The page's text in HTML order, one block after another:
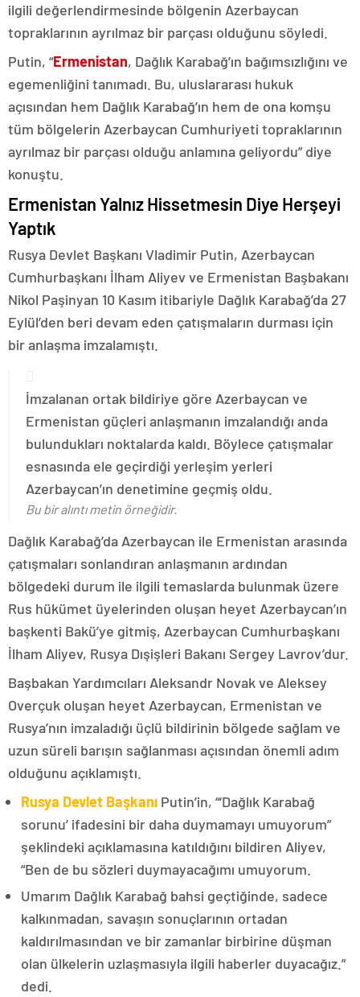
ilgili değerlendirmesinde bölgenin Azerbaycan
topraklarının ayrılmaz bir parçası olduğunu söyledi.
Putin, “Ermenistan, Dağlık Karabağ’ın bağımsızlığını ve
egemenliğini tanımadı. Bu, uluslararası hukuk
açısından hem Dağlık Karabağ’ın hem de ona komşu
tüm bölgelerin Azerbaycan Cumhuriyeti topraklarının
ayrılmaz bir parçası olduğu anlamına geliyordu” diye
konuştu.
Ermenistan Yalnız Hissetmesin Diye Herşeyi
Yaptık
Rusya Devlet Başkanı Vladimir Putin, Azerbaycan
Cumhurbaşkanı İlham Aliyev ve Ermenistan Başbakanı
Nikol Paşinyan 10 Kasım itibariyle Dağlık Karabağ’da 27
Eylül’den beri devam eden çatışmaların durması için
bir anlaşma imzalamıştı.
İmzalanan ortak bildiriye göre Azerbaycan ve
Ermenistan güçleri anlaşmanın imzalandığı anda
bulundukları noktalarda kaldı. Böylece çatışmalar
esnasında ele geçirdiği yerleşim yerleri
Azerbaycan’ın denetimine geçmiş oldu.
Bu bir alıntı metin örneğidir.
Dağlık Karabağ’da Azerbaycan ile Ermenistan arasında
çatışmaları sonlandıran anlaşmanın ardından
bölgedeki durum ile ilgili temaslarda bulunmak üzere
Rus hükümet üyelerinden oluşan heyet Azerbaycan’ın
başkenti Bakü’ye gitmiş, Azerbaycan Cumhurbaşkanı
İlham Aliyev, Rusya Dışişleri Bakanı Sergey Lavrov’dur.
Başbakan Yardımcıları Aleksandr Novak ve Aleksey
Overçuk oluşan heyet Azerbaycan, Ermenistan ve
Rusya’nın imzaladığı üçlü bildirinin bölgede sağlam ve
uzun süreli barışın sağlanması açısından önemli adım
olduğunu açıklamıştı.
Rusya Devlet Başkanı Putin’in, “‘Dağlık Karabağ
sorunu’ ifadesini bir daha duymamayı umuyorum”
şeklindeki açıklamasına katıldığını bildiren Aliyev,
“Ben de bu sözleri duymayacağımı umuyorum.
Umarım Dağlık Karabağ bahsi geçtiğinde, sadece
kalkınmadan, savaşın sonuçlarının ortadan
kaldırılmasından ve bir zamanlar birbirine düşman
olan ülkelerin uzlaşmasıyla ilgili haberler duyacağız.”
dedi.